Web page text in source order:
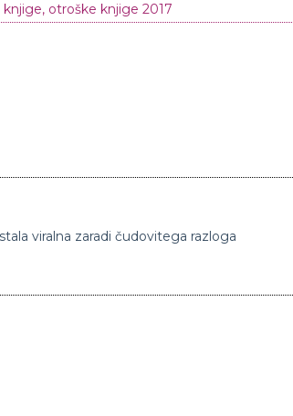
knjige, otroške knjige 2017
viralna zaradi čudovitega razloga